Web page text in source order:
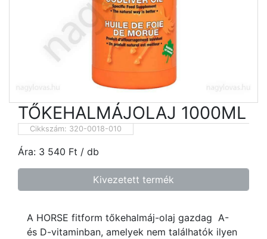
TŐKEHALMÁJOLAJ 1000ML
Cikkszám: 320-0018-010
Ára: 3 540 Ft / db
Kivezetett termék
A HORSE fitform tőkehalmáj-olaj gazdag A-
és D-vitaminban, amelyek nem találhatók ilyen